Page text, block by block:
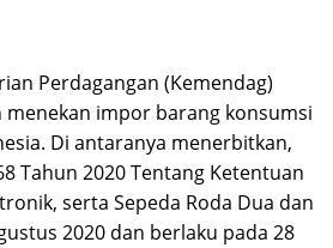
Perdagangan (Kemendag)
menekan impor barang konsumsi
Di antaranya menerbitkan,
Tahun 2020 Tentang Ketentuan
serta Sepeda Roda Dua dan
2020 dan berlaku pada 28